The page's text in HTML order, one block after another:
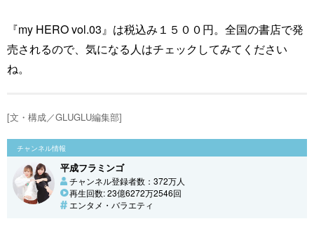
『my HERO vol.03』は税込み１５００円。全国の書店で発
売されるので、気になる人はチェックしてみてください
ね。
[文・構成／GLUGLU編集部]
チャンネル情報
平成フラミンゴ
チャンネル登録者数：372万人
再生回数: 23億6272万2546回
エンタメ・バラエティ